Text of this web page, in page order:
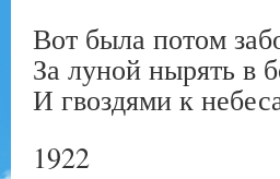
Вот была потом
За луной нырять в
И гвоздями к
1922